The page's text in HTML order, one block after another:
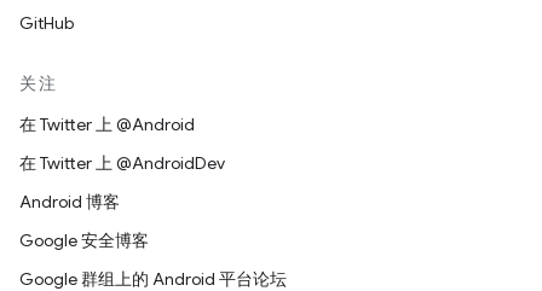
GitHub
关注
在 Twitter 上 @Android
在 Twitter 上 @AndroidDev
Android 博客
Google 安全博客
Google 群组上的 Android 平台论坛